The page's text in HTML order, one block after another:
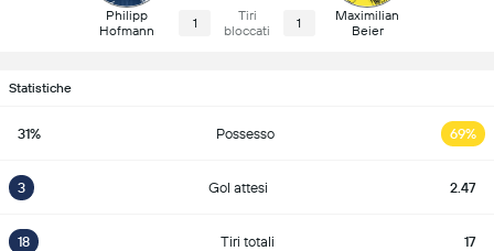
Philipp
Hofmann
1
Tiri
bloccati
1
Maximilian
Beier
Statistiche
31% Possesso 69%
3 Gol attesi 2.47
18 Tiri totali 17